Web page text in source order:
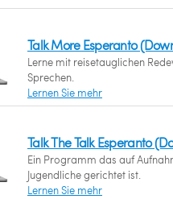
Talk More Esperanto
Lerne mit reisetauglichen
Sprechen.
Lernen Sie mehr
Talk The Talk Esperanto
Ein Programm das auf
Jugendliche gerichtet ist.
Lernen Sie mehr